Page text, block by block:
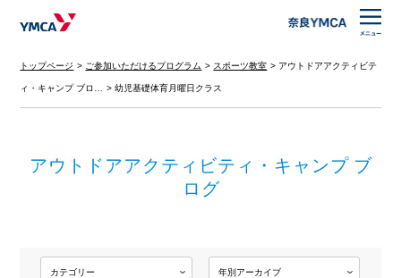
トップページ ご参加いただけるプログラム スポーツ教室 アウトドアアクティビテ
ィ・キャンプ ブロ… 幼児基礎体育月曜日クラス
アウトドアアクティビティ・キャンプ ブ
ログ